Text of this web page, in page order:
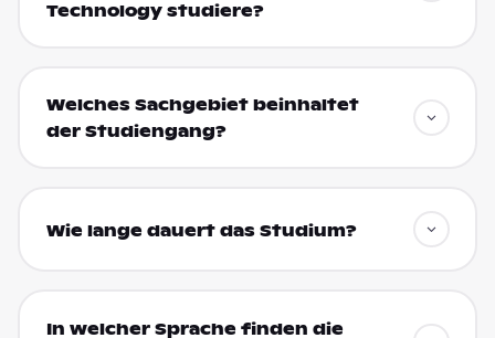
Technology studiere?
Welches Sachgebiet beinhaltet
der Studiengang?
Wie lange dauert das Studium?
In welcher Sprache finden die